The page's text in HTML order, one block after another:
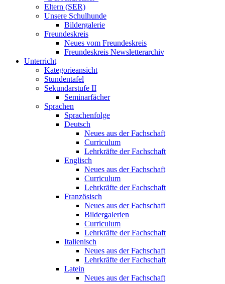
Eltern (SER)
Unsere Schulhunde
Bildergalerie
Freundeskreis
Neues vom Freundeskreis
Freundeskreis Newsletterarchiv
Unterricht
Kategorieansicht
Stundentafel
Sekundarstufe II
Seminarfächer
Sprachen
Sprachenfolge
Deutsch
Neues aus der Fachschaft
Curriculum
Lehrkräfte der Fachschaft
Englisch
Neues aus der Fachschaft
Curriculum
Lehrkräfte der Fachschaft
Französisch
Neues aus der Fachschaft
Bildergalerien
Curriculum
Lehrkräfte der Fachschaft
Italienisch
Neues aus der Fachschaft
Lehrkräfte der Fachschaft
Latein
Neues aus der Fachschaft